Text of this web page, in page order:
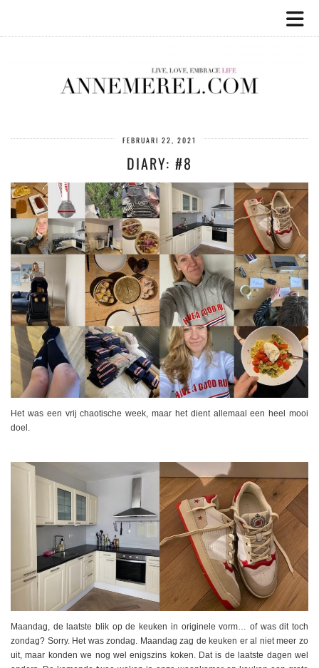
FEBRUARI 22, 2021
DIARY: #8
Het was een vrij chaotische week, maar het dient allemaal een heel mooi
doel.
Maandag, de laatste blik op de keuken in originele vorm… of was dit toch
zondag? Sorry. Het was zondag. Maandag zag de keuken er al niet meer zo
uit, maar konden we nog wel enigszins koken. Dat is de laatste dagen wel